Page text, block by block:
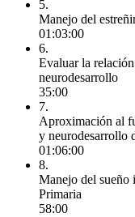
5.
Manejo del
01:03:00
6.
Evaluar la
neurodesarrollo
35:00
7.
Aproximación al
y neurodesarrollo
01:06:00
8.
Manejo del sueño
Primaria
58:00